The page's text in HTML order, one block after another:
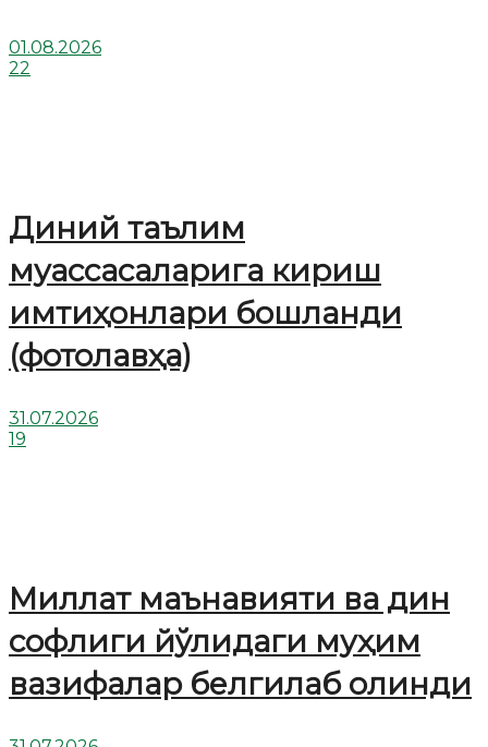
01.08.2026
22
Диний таълим
муассасаларига кириш
имтиҳонлари бошланди
(фотолавҳа)
31.07.2026
19
Миллат маънавияти ва дин
софлиги йўлидаги муҳим
вазифалар белгилаб олинди